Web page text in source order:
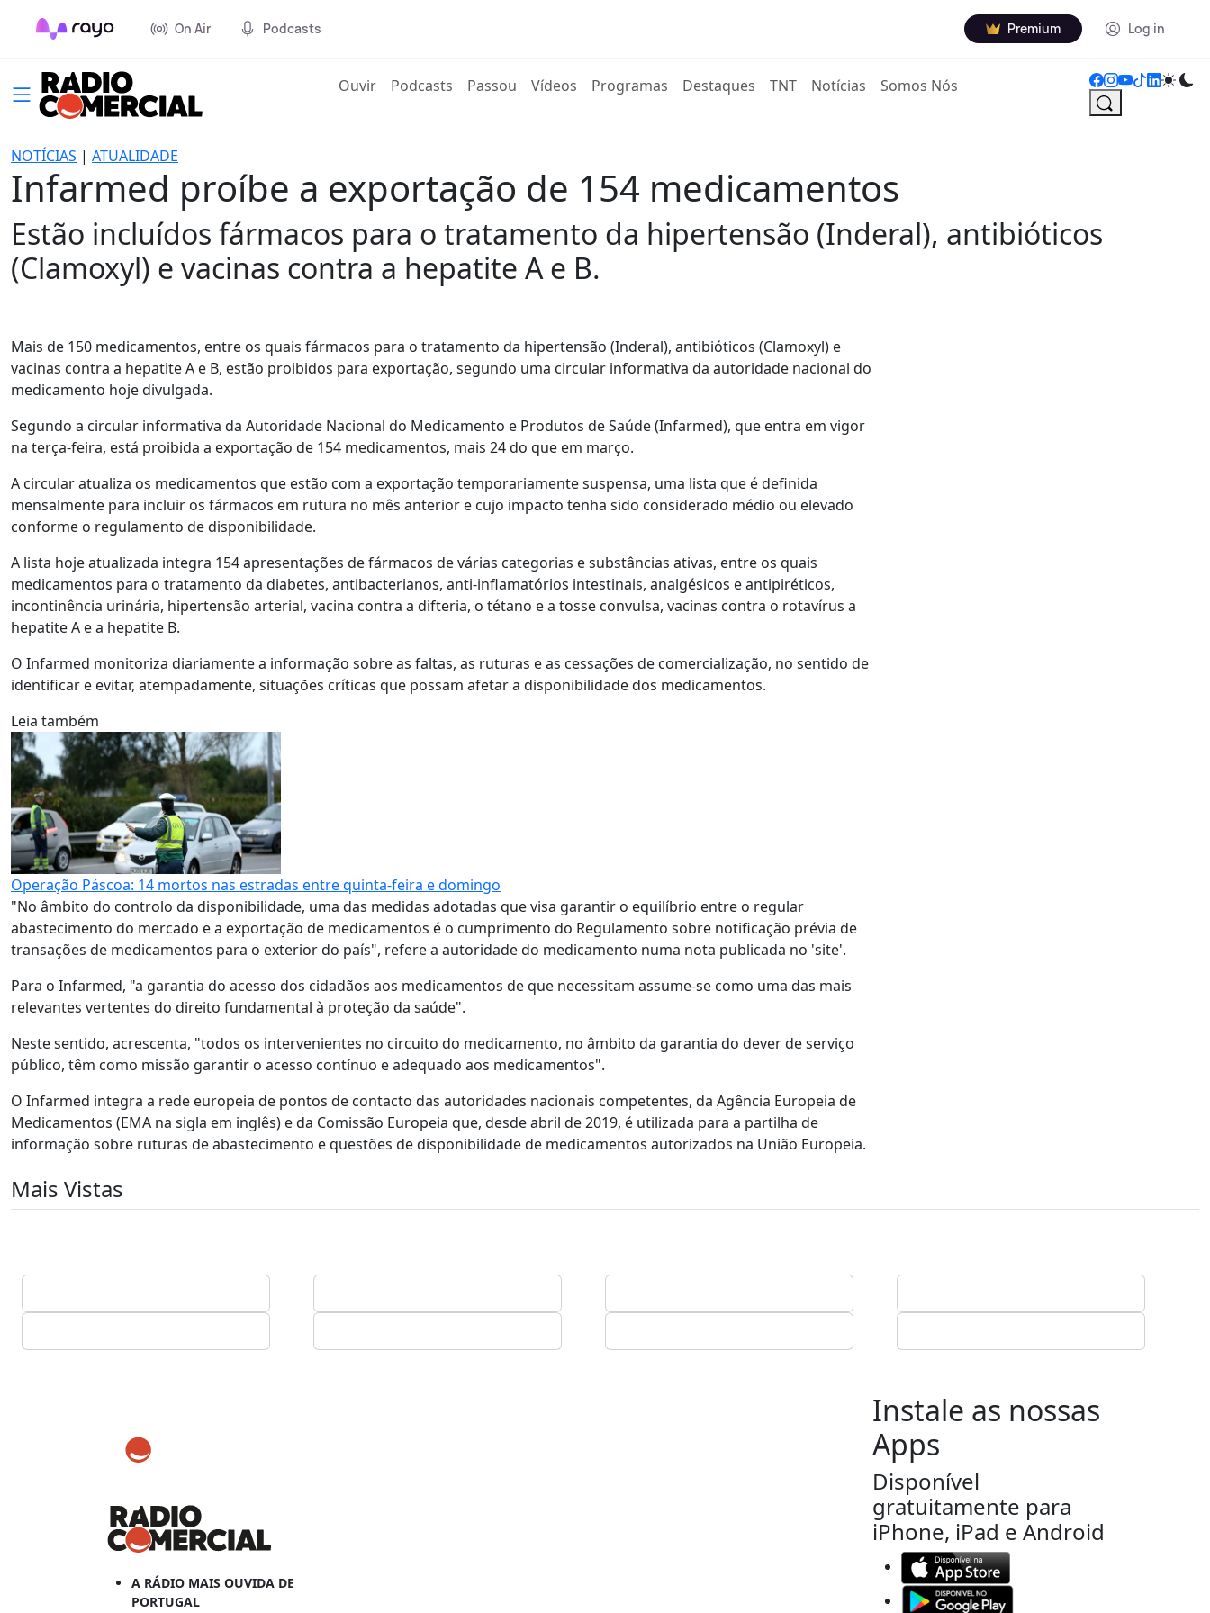
On Air Podcasts Premium Log in
Ouvir(current)
Podcasts Passou Vídeos Programas Destaques TNT Notícias Somos Nós
NOTÍCIAS | ATUALIDADE
Infarmed proíbe a exportação de 154 medicamentos
Estão incluídos fármacos para o tratamento da hipertensão (Inderal), antibióticos
(Clamoxyl) e vacinas contra a hepatite A e B.
Mais de 150 medicamentos, entre os quais fármacos para o tratamento da hipertensão (Inderal), antibióticos (Clamoxyl) e
vacinas contra a hepatite A e B, estão proibidos para exportação, segundo uma circular informativa da autoridade nacional do
medicamento hoje divulgada.
Segundo a circular informativa da Autoridade Nacional do Medicamento e Produtos de Saúde (Infarmed), que entra em vigor
na terça-feira, está proibida a exportação de 154 medicamentos, mais 24 do que em março.
A circular atualiza os medicamentos que estão com a exportação temporariamente suspensa, uma lista que é definida
mensalmente para incluir os fármacos em rutura no mês anterior e cujo impacto tenha sido considerado médio ou elevado
conforme o regulamento de disponibilidade.
A lista hoje atualizada integra 154 apresentações de fármacos de várias categorias e substâncias ativas, entre os quais
medicamentos para o tratamento da diabetes, antibacterianos, anti-inflamatórios intestinais, analgésicos e antipiréticos,
incontinência urinária, hipertensão arterial, vacina contra a difteria, o tétano e a tosse convulsa, vacinas contra o rotavírus a
hepatite A e a hepatite B.
O Infarmed monitoriza diariamente a informação sobre as faltas, as ruturas e as cessações de comercialização, no sentido de
identificar e evitar, atempadamente, situações críticas que possam afetar a disponibilidade dos medicamentos.
Leia também
Operação Páscoa: 14 mortos nas estradas entre quinta-feira e domingo
"No âmbito do controlo da disponibilidade, uma das medidas adotadas que visa garantir o equilíbrio entre o regular
abastecimento do mercado e a exportação de medicamentos é o cumprimento do Regulamento sobre notificação prévia de
transações de medicamentos para o exterior do país", refere a autoridade do medicamento numa nota publicada no 'site'.
Para o Infarmed, "a garantia do acesso dos cidadãos aos medicamentos de que necessitam assume-se como uma das mais
relevantes vertentes do direito fundamental à proteção da saúde".
Neste sentido, acrescenta, "todos os intervenientes no circuito do medicamento, no âmbito da garantia do dever de serviço
público, têm como missão garantir o acesso contínuo e adequado aos medicamentos".
O Infarmed integra a rede europeia de pontos de contacto das autoridades nacionais competentes, da Agência Europeia de
Medicamentos (EMA na sigla em inglês) e da Comissão Europeia que, desde abril de 2019, é utilizada para a partilha de
informação sobre ruturas de abastecimento e questões de disponibilidade de medicamentos autorizados na União Europeia.
Mais Vistas
A RÁDIO MAIS OUVIDA DE
PORTUGAL
Instale as nossas
Apps
Disponível
gratuitamente para
iPhone, iPad e Android